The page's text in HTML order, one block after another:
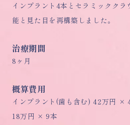
インプラント4本とセラミックク
能と見た目を再構築しました。
治療期間
8ヶ月
概算費用
インプラント(歯も含む) 42万円 ×
18万円 × 9本